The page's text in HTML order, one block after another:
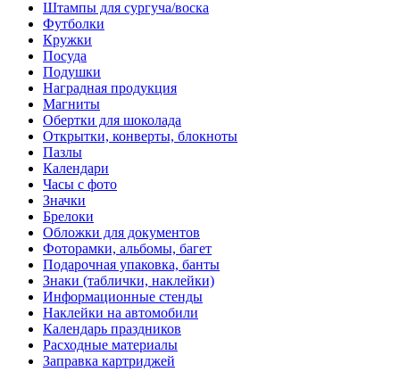
Штампы для сургуча/воска
Футболки
Кружки
Посуда
Подушки
Наградная продукция
Магниты
Обертки для шоколада
Открытки, конверты, блокноты
Пазлы
Календари
Часы с фото
Значки
Брелоки
Обложки для документов
Фоторамки, альбомы, багет
Подарочная упаковка, банты
Знаки (таблички, наклейки)
Информационные стенды
Наклейки на автомобили
Календарь праздников
Расходные материалы
Заправка картриджей